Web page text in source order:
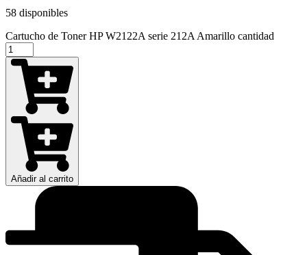
58 disponibles
Cartucho de Toner HP W2122A serie 212A Amarillo cantidad
Añadir al carrito